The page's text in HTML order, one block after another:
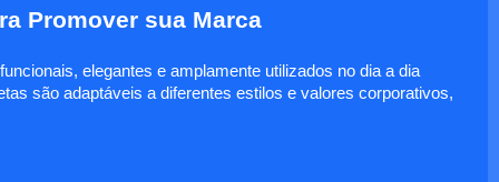
Promover sua Marca
elegantes e amplamente utilizados no dia a dia
são adaptáveis a diferentes estilos e valores corporativos,